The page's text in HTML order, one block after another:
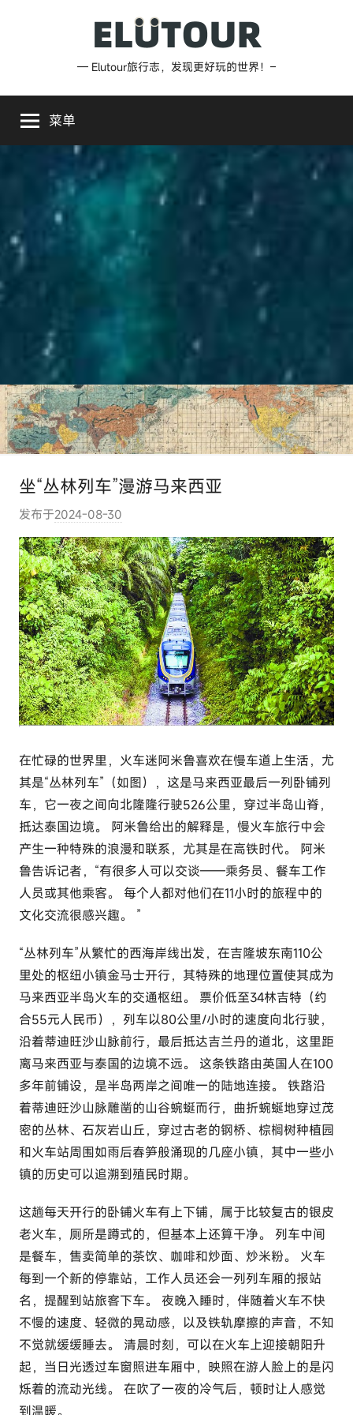
Elutour
旅
行
— Elutour旅行志，发现更好玩的世界！–
菜单
坐“丛林列车”漫游马来西亚
发布于2024-08-30
者
:
e
l
u
t
o
u
r
c
m
在忙碌的世界里，火车迷阿米鲁喜欢在慢车道上生活，尤
其是“丛林列车”（如图），这是马来西亚最后一列卧铺列
车，它一夜之间向北隆隆行驶526公里，穿过半岛山脊，
抵达泰国边境。 阿米鲁给出的解释是，慢火车旅行中会
产生一种特殊的浪漫和联系，尤其是在高铁时代。 阿米
鲁告诉记者，“有很多人可以交谈——乘务员、餐车工作
人员或其他乘客。 每个人都对他们在11小时的旅程中的
文化交流很感兴趣。 ”
“丛林列车”从繁忙的西海岸线出发，在吉隆坡东南110公
里处的枢纽小镇金马士开行，其特殊的地理位置使其成为
马来西亚半岛火车的交通枢纽。 票价低至34林吉特（约
合55元人民币），列车以80公里/小时的速度向北行驶，
沿着蒂迪旺沙山脉前行，最后抵达吉兰丹的道北，这里距
离马来西亚与泰国的边境不远。 这条铁路由英国人在100
多年前铺设，是半岛两岸之间唯一的陆地连接。 铁路沿
着蒂迪旺沙山脉雕凿的山谷蜿蜒而行，曲折蜿蜒地穿过茂
密的丛林、石灰岩山丘，穿过古老的钢桥、棕榈树种植园
和火车站周围如雨后春笋般涌现的几座小镇，其中一些小
镇的历史可以追溯到殖民时期。
这趟每天开行的卧铺火车有上下铺，属于比较复古的银皮
老火车，厕所是蹲式的，但基本上还算干净。 列车中间
是餐车，售卖简单的茶饮、咖啡和炒面、炒米粉。 火车
每到一个新的停靠站，工作人员还会一列列车厢的报站
名，提醒到站旅客下车。 夜晚入睡时，伴随着火车不快
不慢的速度、轻微的晃动感，以及铁轨摩擦的声音，不知
不觉就缓缓睡去。 清晨时刻，可以在火车上迎接朝阳升
起，当日光透过车窗照进车厢中，映照在游人脸上的是闪
烁着的流动光线。 在吹了一夜的冷气后，顿时让人感觉
到温暖。